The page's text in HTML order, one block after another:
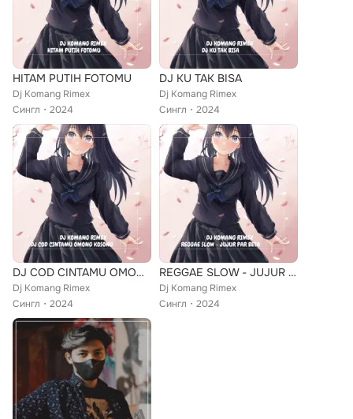
HITAM PUTIH FOTOMU
Dj Komang Rimex
Сингл
2024
DJ KU TAK BISA
Dj Komang Rimex
Сингл
2024
DJ COD CINTAMU OMONG KOSONG
Dj Komang Rimex
Сингл
2024
REGGAE SLOW - JUJUR PAR BETA
Dj Komang Rimex
Сингл
2024